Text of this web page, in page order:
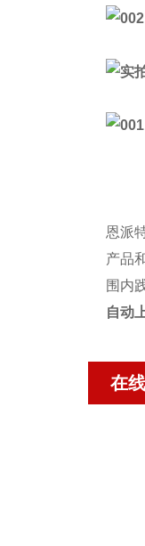
恩派
产品
围内
自动
在